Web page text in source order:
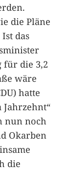
die Pläne
das
für die 3,2
wäre
hatte
Jahrzehnt“
nun noch
Okarben
die